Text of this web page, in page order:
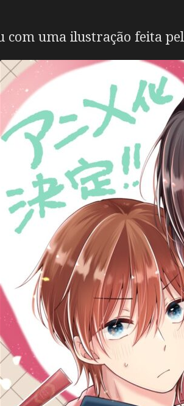
com uma ilustração feita